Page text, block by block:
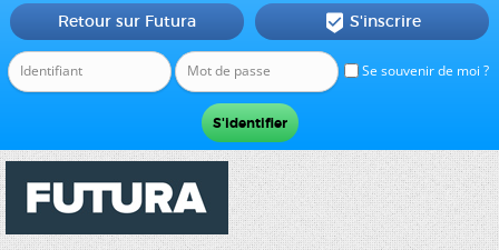
Se souvenir de moi ?
Retour sur Futura  S'inscrire